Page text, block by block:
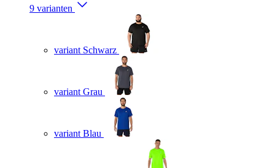
9 varianten
variant Schwarz
variant Grau
variant Blau